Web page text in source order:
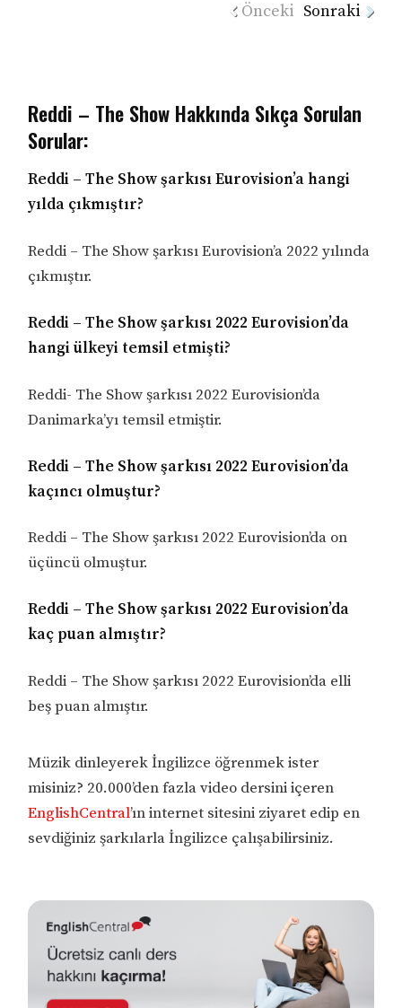
Önceki Sonraki
Reddi – The Show Hakkında Sıkça Sorulan
Sorular:
Reddi – The Show şarkısı Eurovision’a hangi
yılda çıkmıştır?
Reddi – The Show şarkısı Eurovision’a 2022 yılında
çıkmıştır.
Reddi – The Show şarkısı 2022 Eurovision’da
hangi ülkeyi temsil etmişti?
Reddi- The Show şarkısı 2022 Eurovision’da
Danimarka’yı temsil etmiştir.
Reddi – The Show şarkısı 2022 Eurovision’da
kaçıncı olmuştur?
Reddi – The Show şarkısı 2022 Eurovision’da on
üçüncü olmuştur.
Reddi – The Show şarkısı 2022 Eurovision’da
kaç puan almıştır?
Reddi – The Show şarkısı 2022 Eurovision’da elli
beş puan almıştır.
Müzik dinleyerek İngilizce öğrenmek ister
misiniz? 20.000’den fazla video dersini içeren
EnglishCentral’ın internet sitesini ziyaret edip en
sevdiğiniz şarkılarla İngilizce çalışabilirsiniz.